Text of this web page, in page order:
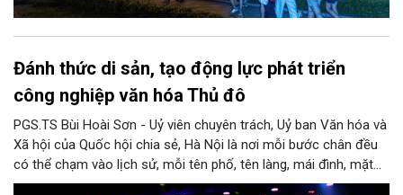
Đánh thức di sản, tạo động lực phát triển
công nghiệp văn hóa Thủ đô
PGS.TS Bùi Hoài Sơn - Uỷ viên chuyên trách, Uỷ ban Văn hóa và
Xã hội của Quốc hội chia sẻ, Hà Nội là nơi mỗi bước chân đều
có thể chạm vào lịch sử, mỗi tên phố, tên làng, mái đình, mặt
hồ, nếp nhà, câu hát, món ăn, làn điệu, nghề thủ công đều có